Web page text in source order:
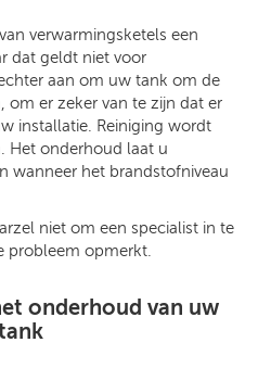
verwarmingsketels een
dat geldt niet voor
aan om uw tank om de
om er zeker van te zijn dat er
installatie. Reiniging wordt
Het onderhoud laat u
wanneer het brandstofniveau
niet om een specialist in te
probleem opmerkt.
onderhoud van uw